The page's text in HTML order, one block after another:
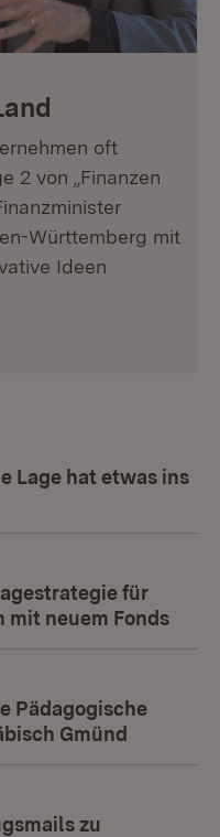
oft
2 von „Finanzen
Württemberg mit
Ideen
Lage hat etwas ins
für
mit neuem Fonds
Pädagogische
Gmünd
zu